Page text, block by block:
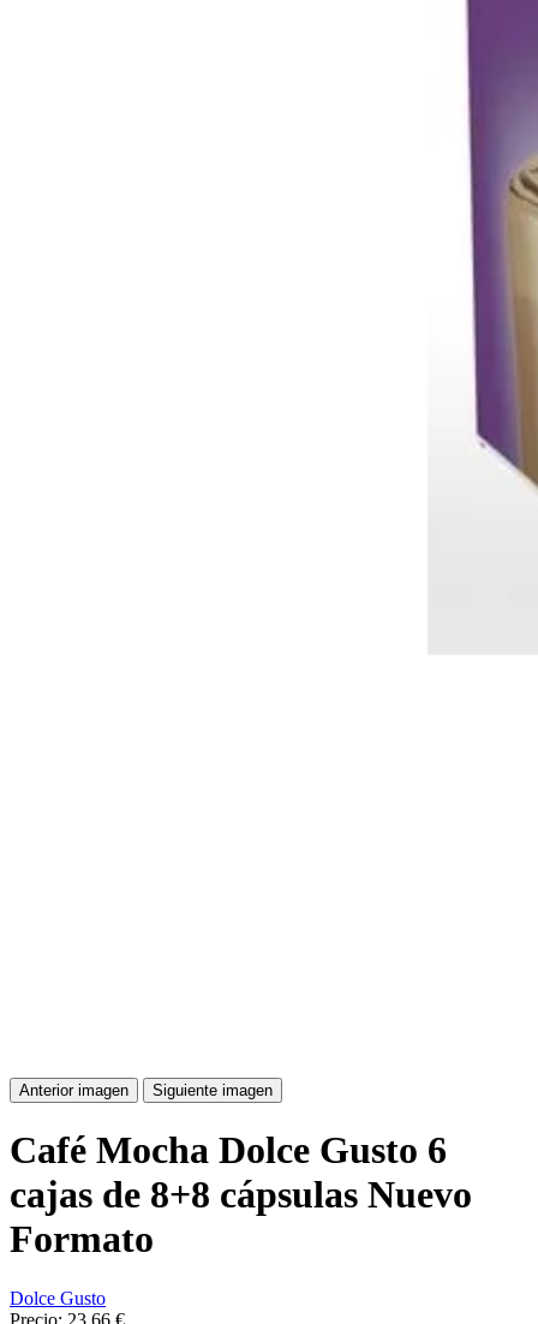
Anterior imagen Siguiente imagen
Café Mocha Dolce Gusto 6
cajas de 8+8 cápsulas Nuevo
Formato
Dolce Gusto
Precio: 23,66 €